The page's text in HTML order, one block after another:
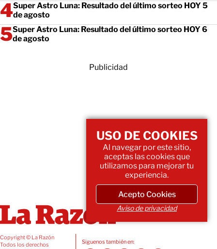
Super Astro Luna: Resultado del último sorteo HOY 5
de agosto
Super Astro Luna: Resultado del último sorteo HOY 6
de agosto
Publicidad
Copyright © La Razón
Todos los derechos
Siguenos también en:
USO DE COOKIES
Al navegar por este sitio,
aceptas las cookies que
utilizamos para mejorar tu
experiencia.
Acepto Cookies
Aviso de privacidad